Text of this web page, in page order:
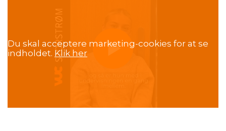
Du skal acceptere marketing-cookies for at se
indholdet. Klik her